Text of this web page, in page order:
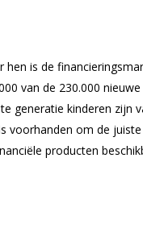
hen is de
van de 230.000 nieuwe
generatie kinderen zijn
voorhanden om de juiste
producten